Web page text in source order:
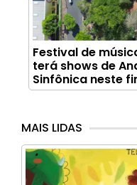
Festival de
terá shows de
Sinfônica neste
MAIS LIDAS